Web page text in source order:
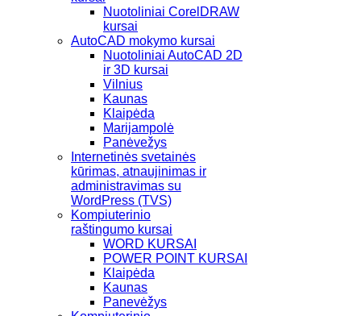
Nuotoliniai CorelDRAW
kursai
AutoCAD mokymo kursai
Nuotoliniai AutoCAD 2D
ir 3D kursai
Vilnius
Kaunas
Klaipėda
Marijampolė
Panėvežys
Internetinės svetainės
kūrimas, atnaujinimas ir
administravimas su
WordPress (TVS)
Kompiuterinio
raštingumo kursai
WORD KURSAI
POWER POINT KURSAI
Klaipėda
Kaunas
Panevėžys